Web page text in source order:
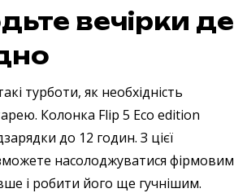
вечірки де
турботи, як необхідність
Колонка Flip 5 Eco edition
до 12 годин. З цієї
насолоджуватися фірмовим
і робити його ще гучнішим.